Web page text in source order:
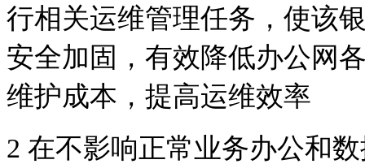
行相关运维管理任务，使该
安全加固，有效降低办公网
维护成本，提高运维效率
2 在不影响正常业务办公和